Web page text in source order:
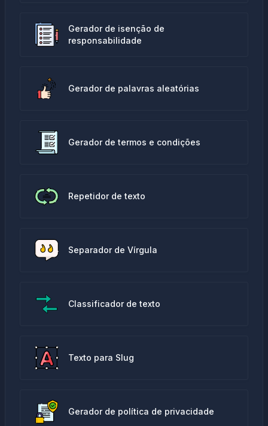
Gerador de isenção de
responsabilidade
Gerador de palavras aleatórias
Gerador de termos e condições
Repetidor de texto
Separador de Vírgula
Classificador de texto
Texto para Slug
Gerador de política de privacidade